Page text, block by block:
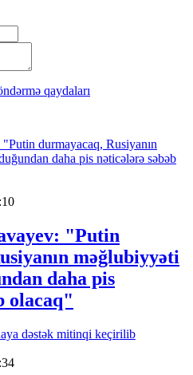
qaydaları
"Putin
məğlubiyyəti
daha pis
olacaq"